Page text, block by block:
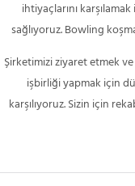
ihtiyaçlarını
sağlıyoruz. Bowling
Şirketimizi ziyaret etmek
işbirliği yapmak için
karşılıyoruz. Sizin için